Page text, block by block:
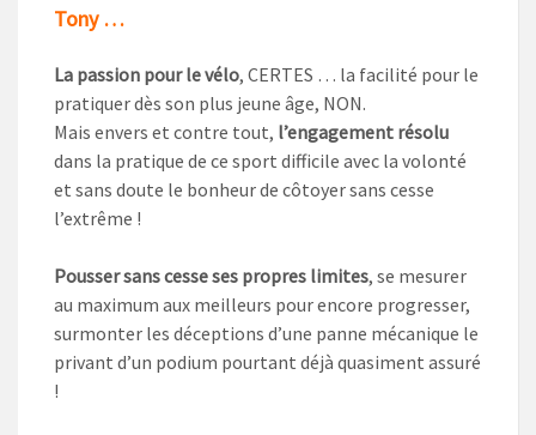
Tony …
La passion pour le vélo, CERTES … la facilité pour le
pratiquer dès son plus jeune âge, NON.
Mais envers et contre tout, l’engagement résolu
dans la pratique de ce sport difficile avec la volonté
et sans doute le bonheur de côtoyer sans cesse
l’extrême !
Pousser sans cesse ses propres limites, se mesurer
au maximum aux meilleurs pour encore progresser,
surmonter les déceptions d’une panne mécanique le
privant d’un podium pourtant déjà quasiment assuré
!